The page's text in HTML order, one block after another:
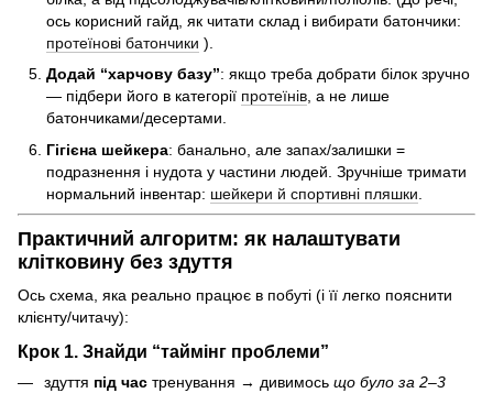
ось корисний гайд, як читати склад і вибирати батончики:
протеїнові батончики ).
Додай “харчову базу”: якщо треба добрати білок зручно
— підбери його в категорії протеїнів, а не лише
батончиками/десертами.
Гігієна шейкера: банально, але запах/залишки =
подразнення і нудота у частини людей. Зручніше тримати
нормальний інвентар: шейкери й спортивні пляшки
Практичний алгоритм: як налаштувати
клітковину без здуття
Ось схема, яка реально працює в побуті (і її легко пояснити
клієнту/читачу):
Крок 1. Знайди “таймінг проблеми”
здуття під час тренування → дивимось що було за 2–3